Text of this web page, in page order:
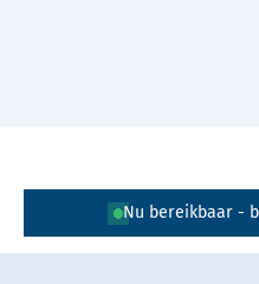
Nu bereikbaar -
Lees voor Uitleg
Simpele tekst